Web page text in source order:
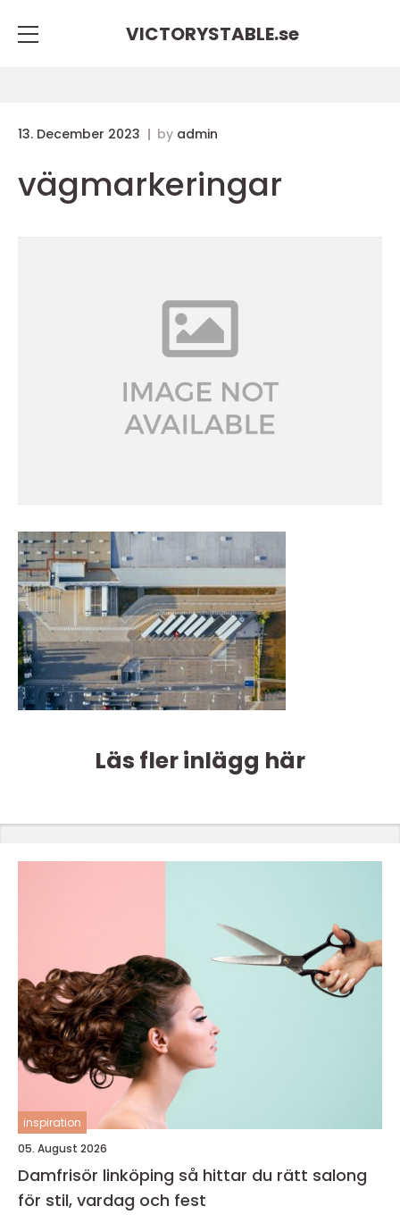
VICTORYSTABLE.se
13. December 2023 by admin
vägmarkeringar
Läs fler inlägg här
inspiration
05. August 2026
Damfrisör linköping så hittar du rätt salong
för stil, vardag och fest